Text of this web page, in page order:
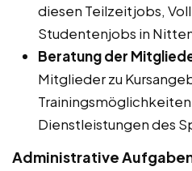
diesen Teilzeitjobs,
Studentenjobs in
Beratung der
Mitglieder zu
Dienstleistungen des
Administrative